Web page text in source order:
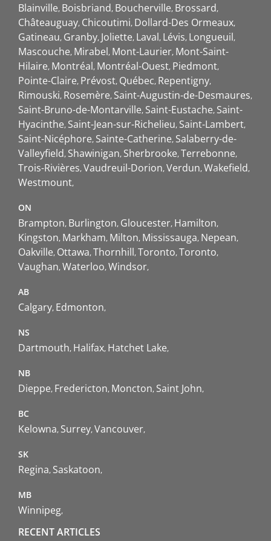
Blainville Boisbriand Boucherville Brossard
Châteauguay Chicoutimi Dollard-Des Ormeaux
Gatineau Granby Joliette Laval Lévis Longueuil
Mascouche Mirabel Mont-Laurier Mont-Saint-
Hilaire Montréal Montréal-Ouest Piedmont
Pointe-Claire Prévost Québec Repentigny
Rimouski Rosemère Saint-Augustin-de-Desmaures
Saint-Bruno-de-Montarville Saint-Eustache Saint-
Hyacinthe Saint-Jean-sur-Richelieu Saint-Lambert
Saint-Nicéphore Sainte-Catherine Salaberry-de-
Valleyfield Shawinigan Sherbrooke Terrebonne
Trois-Rivières Vaudreuil-Dorion Verdun Wakefield
Westmount
ON
Brampton Burlington Gloucester Hamilton
Kingston Markham Milton Mississauga Nepean
Oakville Ottawa Thornhill Toronto Toronto
Vaughan Waterloo Windsor
AB
Calgary Edmonton
NS
Dartmouth Halifax Hatchet Lake
NB
Dieppe Fredericton Moncton Saint John
BC
Kelowna Surrey Vancouver
SK
Regina Saskatoon
MB
Winnipeg
RECENT ARTICLES